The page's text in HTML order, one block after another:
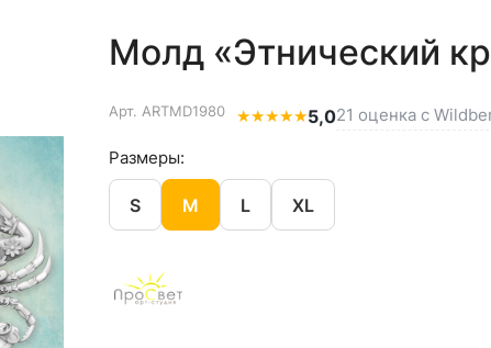
Молд «Этнический
Арт. ARTMD1980 ★★★★★5,021 оценка с
Размеры:
S M L XL